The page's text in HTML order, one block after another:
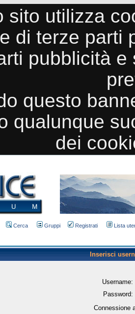
sito utilizza
di terze parti
pubblicità
questo
qualunque
dei
Cerca Gruppi Registrati Lista
Inserisci
Username:
Password:
Connessione